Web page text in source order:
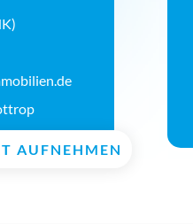
AUFNEHMEN